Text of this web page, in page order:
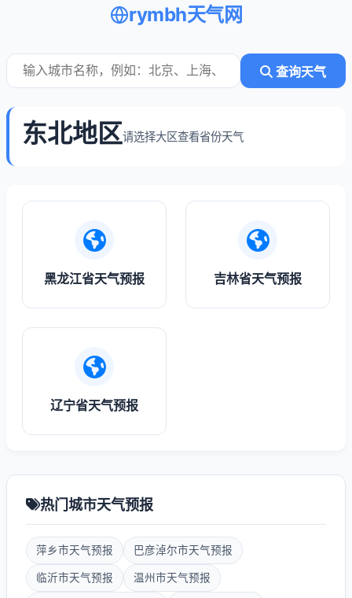
rymbh天气网
查询天气
东北地区请选择大区查看省份天气
黑龙江省天气预报 吉林省天气预报
辽宁省天气预报
热门城市天气预报
萍乡市天气预报 巴彦淖尔市天气预报
临沂市天气预报 温州市天气预报